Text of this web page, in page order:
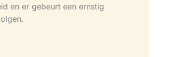
en er gebeurt een ernstig